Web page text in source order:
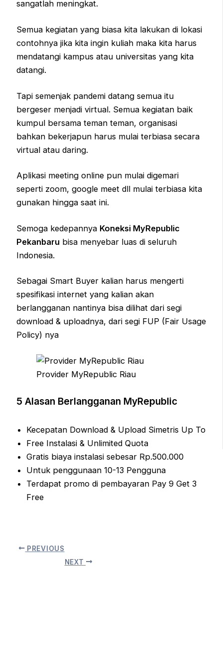
sangatlah meningkat.
Semua kegiatan yang biasa kita lakukan di lokasi
contohnya jika kita ingin kuliah maka kita harus
mendatangi kampus atau universitas yang kita
datangi.
Tapi semenjak pandemi datang semua itu
bergeser menjadi virtual. Semua kegiatan baik
kumpul bersama teman teman, organisasi
bahkan bekerjapun harus mulai terbiasa secara
virtual atau daring.
Aplikasi meeting online pun mulai digemari
seperti zoom, google meet dll mulai terbiasa kita
gunakan hingga saat ini.
Semoga kedepannya Koneksi MyRepublic
Pekanbaru bisa menyebar luas di seluruh
Indonesia.
Sebagai Smart Buyer kalian harus mengerti
spesifikasi internet yang kalian akan
berlangganan nantinya bisa dilihat dari segi
download & uploadnya, dari segi FUP (Fair Usage
Policy) nya
Provider MyRepublic Riau
5 Alasan Berlangganan MyRepublic
Kecepatan Download & Upload Simetris Up To
Free Instalasi & Unlimited Quota
Gratis biaya instalasi sebesar Rp.500.000
Untuk penggunaan 10-13 Pengguna
Terdapat promo di pembayaran Pay 9 Get 3
Free
PREVIOUS
NEXT